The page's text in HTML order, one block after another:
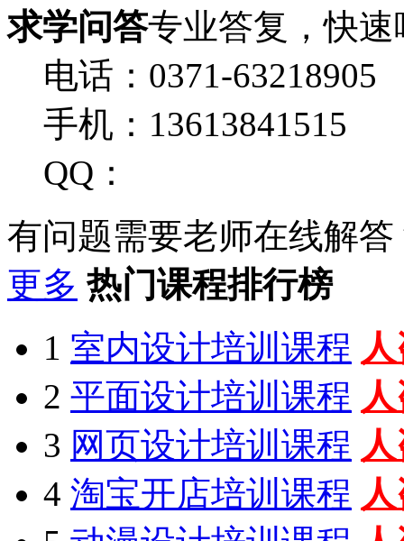
求学问答专业答复，快速
电话：0371-63218905
手机：13613841515
QQ：
有问题需要老师在线解答
更多 热门课程排行榜
1 室内设计培训课程
2 平面设计培训课程
3 网页设计培训课程
4 淘宝开店培训课程